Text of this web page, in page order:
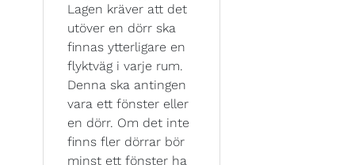
Lagen kräver att det
utöver en dörr ska
finnas ytterligare en
flyktväg i varje rum.
Denna ska antingen
vara ett fönster eller
en dörr. Om det inte
finns fler dörrar bör
minst ett fönster ha